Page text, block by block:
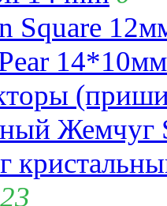
Square
Жемчуг
23